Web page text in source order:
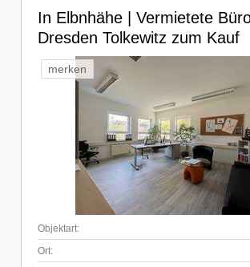
In Elbnhähe | Vermietete
Dresden Tolkewitz zum Kauf
merken
Objektart:
Ort: